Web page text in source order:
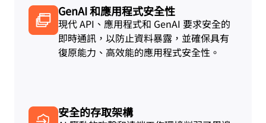
GenAI 和應用程式安全性
現代 API、應用程式和 GenAI 要求安全的
即時通訊，以防止資料暴露，並確保具有
復原能力、高效能的應用程式安全性。
安全的存取架構